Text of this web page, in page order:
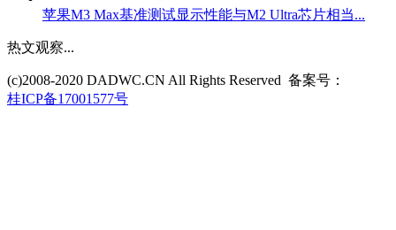
苹果M3 Max基准测试显示性能与M2 Ultra芯片相当...
热文观察...
(c)2008-2020 DADWC.CN All Rights Reserved 备案号：
桂ICP备17001577号